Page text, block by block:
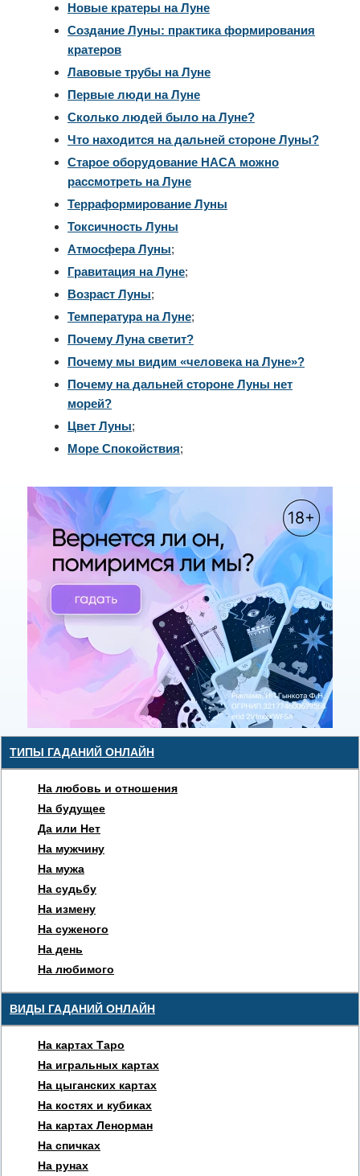
Новые кратеры на Луне
Создание Луны: практика формирования
кратеров
Лавовые трубы на Луне
Первые люди на Луне
Сколько людей было на Луне?
Что находится на дальней стороне Луны?
Старое оборудование НАСА можно
рассмотреть на Луне
Терраформирование Луны
Токсичность Луны
Атмосфера Луны;
Гравитация на Луне;
Возраст Луны;
Температура на Луне;
Почему Луна светит?
Почему мы видим «человека на Луне»?
Почему на дальней стороне Луны нет
морей?
Цвет Луны;
Море Спокойствия;
ТИПЫ ГАДАНИЙ ОНЛАЙН
На любовь и отношения
На будущее
Да или Нет
На мужчину
На мужа
На судьбу
На измену
На суженого
На день
На любимого
ВИДЫ ГАДАНИЙ ОНЛАЙН
На картах Таро
На игральных картах
На цыганских картах
На костях и кубиках
На картах Ленорман
На спичках
На рунах